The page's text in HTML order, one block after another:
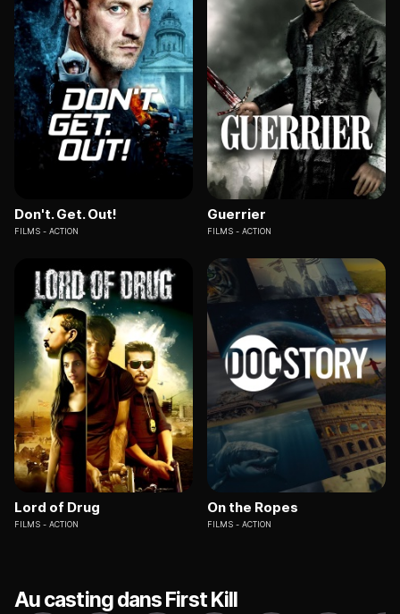
Don't. Get. Out!
FILMS ACTION
Guerrier
FILMS ACTION
Lord of Drug
FILMS ACTION
On the Ropes
FILMS ACTION
Au casting dans First Kill